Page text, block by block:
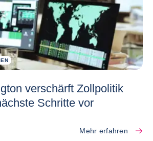
verschärft Zollpolitik
Schritte vor
Mehr erfahren